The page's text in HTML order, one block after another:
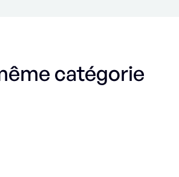
catégorie